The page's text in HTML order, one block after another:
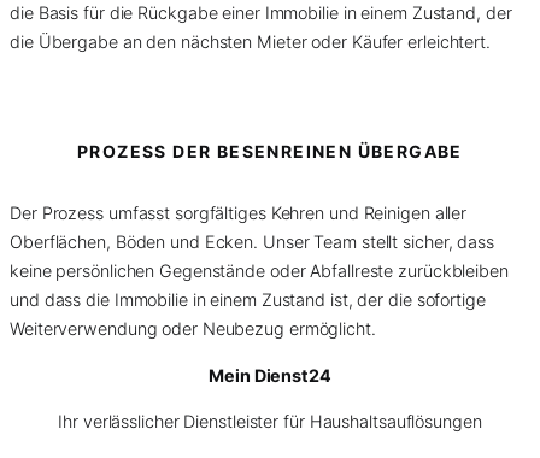
die Basis für die Rückgabe einer Immobilie in einem Zustand, der
die Übergabe an den nächsten Mieter oder Käufer erleichtert.
PROZESS DER BESENREINEN ÜBERGABE
Der Prozess umfasst sorgfältiges Kehren und Reinigen aller
Oberflächen, Böden und Ecken. Unser Team stellt sicher, dass
keine persönlichen Gegenstände oder Abfallreste zurückbleiben
und dass die Immobilie in einem Zustand ist, der die sofortige
Weiterverwendung oder Neubezug ermöglicht.
Mein Dienst24
Ihr verlässlicher Dienstleister für Haushaltsauflösungen